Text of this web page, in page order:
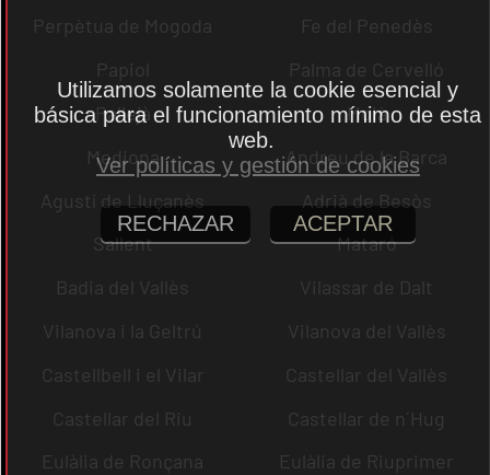
Perpètua de Mogoda
Fe del Penedès
Papiol
Palma de Cervelló
Pallejà
Moià
Mediona
Andreu de la Barca
Agustí de Lluçanès
Adrià de Besòs
Sallent
Mataró
Badia del Vallès
Vilassar de Dalt
Vilanova i la Geltrú
Vilanova del Vallès
Castellbell i el Vilar
Castellar del Vallès
Castellar del Riu
Castellar de n´Hug
Eulàlia de Ronçana
Eulàlia de Riuprimer
Utilizamos solamente la cookie esencial y
básica para el funcionamiento mínimo de esta
web.
Ver políticas y gestión de cookies
RECHAZAR ACEPTAR